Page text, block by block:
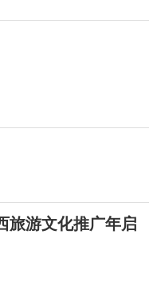
旅游文化推广年启